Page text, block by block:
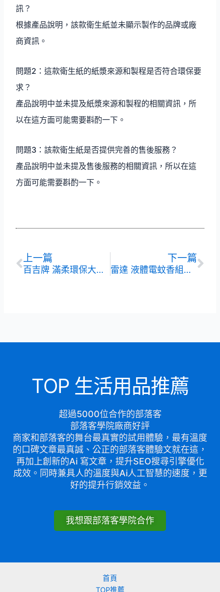
訊？
根據產品說明，該款衛生紙並未顯示製作的品牌或廠
商資訊。
問題2：這款衛生紙的紙漿來源和製程是否符合環保要
求？
產品說明中並未提及紙漿來源和製程的相關資訊，所
以在這方面可能需要斟酌一下。
問題3：該款衛生紙是否提供完善的售後服務？
產品說明中並未提及售後服務的相關資訊，所以在這
方面可能需要斟酌一下。
上一頁
上一篇
百吉牌 滿柔環保大捲筒衛生紙
下一篇
雷達 液體電蚊香組裝智慧型
下
TOP 生活用品推薦
超過5000位合作的部落客
部落客學院廠商好評
商家和部落客的舞台最真實的試用體驗，最有溫度
的口碑文章最真誠、公正的部落客體驗文就在這，
再加上創新的Ai 寫文章，提升SEO搜尋引擎優化
成效。同時兼具人的溫度與Ai人工智慧的速度，更
好的提升行銷效益。
我想跟部落客學院合作
首頁
TOP推薦